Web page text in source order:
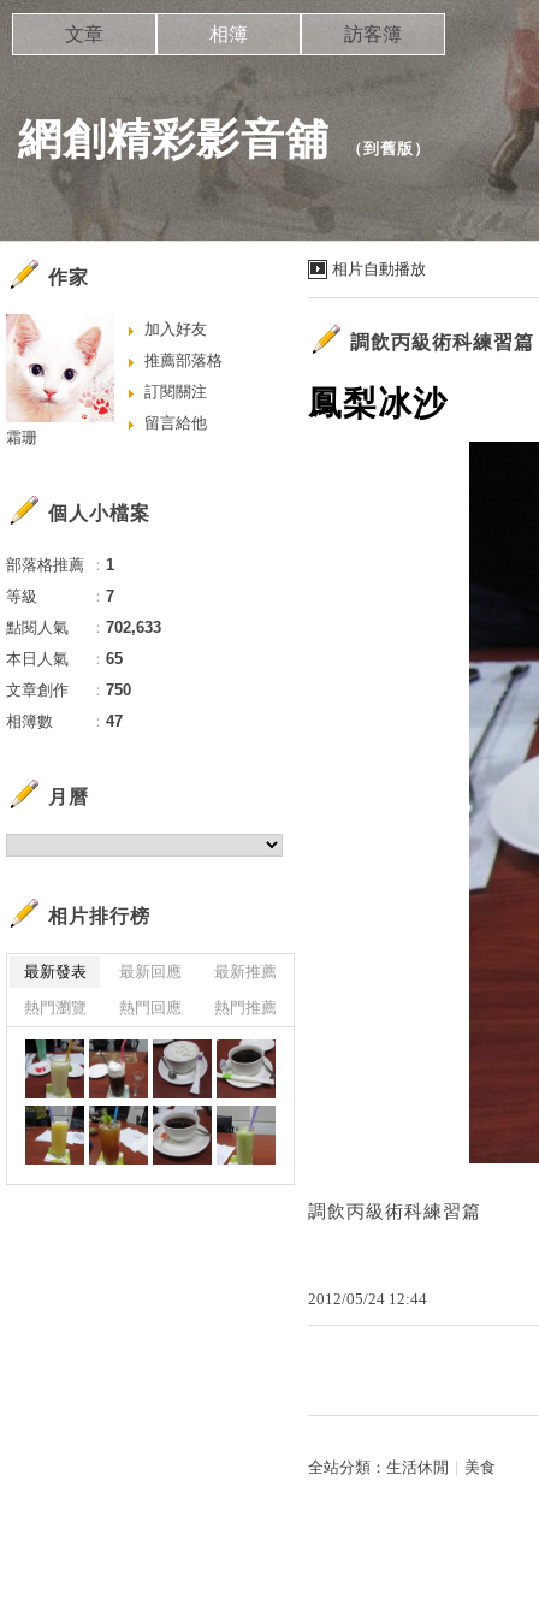
網創精彩影音舖 （到舊版 ）
文章 相簿 訪客簿
相片自動播放
調飲丙級術科練習篇
鳳梨冰沙
調飲丙級術科練習篇
2012/05/24 12:44
全站分類： 生活休閒 美食
作家
加入好友
推薦部落格
訂閱關注
留言給他
霜珊
個人小檔案
部落格推薦 ： 1
等級
： 7
點閱人氣
： 702,633
本日人氣
： 65
文章創作
： 750
相簿數
： 47
月曆
相片排行榜
最新發表 最新回應
最新推薦
熱門瀏覽
熱門回應 熱門推薦